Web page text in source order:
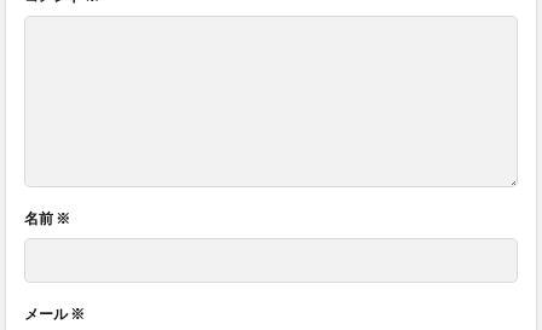
名前 ※
メール※